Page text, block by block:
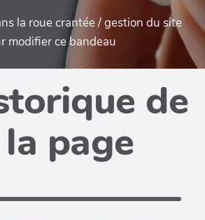
la roue crantée / gestion du site
modifier ce bandeau
de
la page